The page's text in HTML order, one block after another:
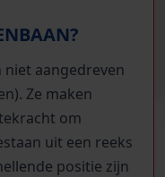
aangedreven
Ze maken
om
uit een reeks
positie zijn